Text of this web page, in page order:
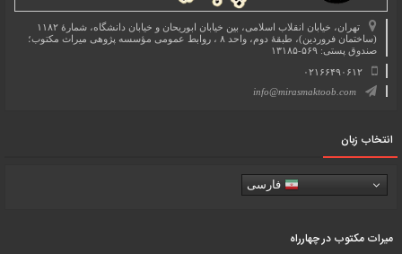
تهران، خیابان انقلاب اسلامی، بین خیابان ابوریحان و خیابان دانشگاه، شمارۀ ۱۱۸۲
(ساختمان فروردین)، طبقۀ دوم، واحد ۸ ، روابط عمومی مؤسسه پژوهی میراث مکتوب؛
صندوق پستی: ۵۶۹-۱۳۱۸۵
۰۲۱۶۶۴۹۰۶۱۲
info@mirasmaktoob.com
انتخاب زبان
فارسی
میرات مکتوب در چهارراه